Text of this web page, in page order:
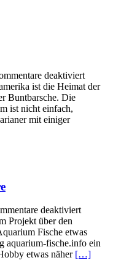
deaktiviertfür
ist die Heimat der
Buntbarsche. Die
ist nicht einfach,
mit einiger
deaktiviertfür
Fische
öffnet
die
Projekt über den
Fische etwas
aquarium-fische.info ein
etwas näher […]